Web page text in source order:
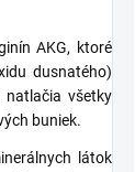
AKG, ktoré
dusnatého)
všetky
buniek.
látok